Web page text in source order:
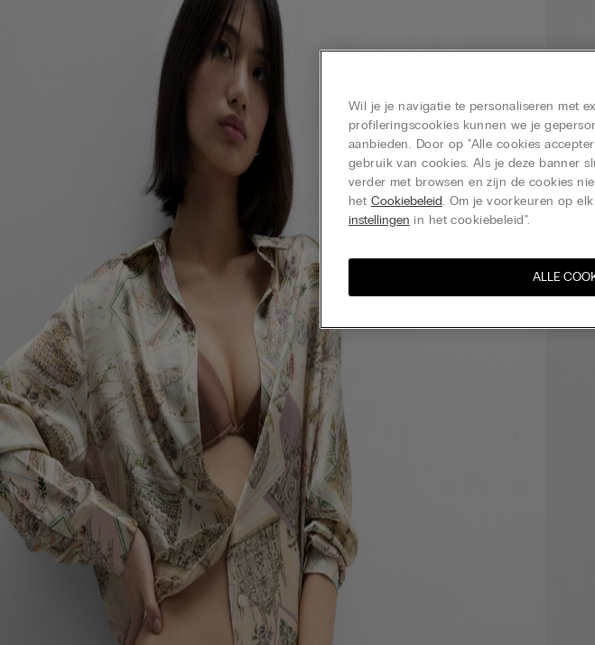
Wil je je navigatie te personaliseren met
profileringscookies kunnen we je
aanbieden. Door op "Alle cookies
gebruik van cookies. Als je deze banner
verder met browsen en zijn de cookies
het Cookiebeleid. Om je voorkeuren op
instellingen in het cookiebeleid".
ALLE